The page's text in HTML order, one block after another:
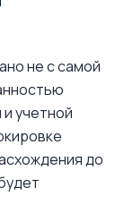
не с самой
учетной
до